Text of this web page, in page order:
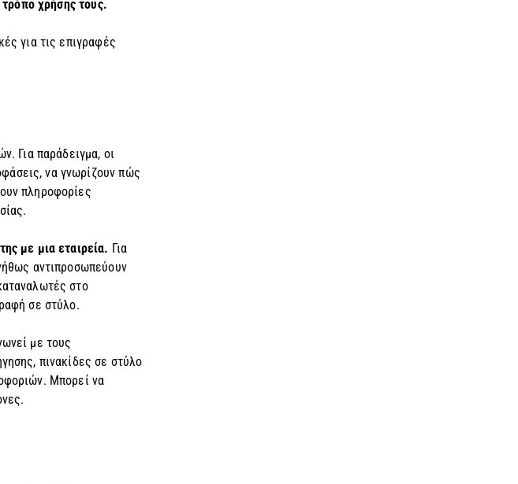
χρήσης τους.
για τις επιγραφές
Για παράδειγμα, οι
να γνωρίζουν πώς
πληροφορίες
με μια εταιρεία. Για
αντιπροσωπεύουν
στο
σε στύλο.
με τους
πινακίδες σε στύλο
Μπορεί να